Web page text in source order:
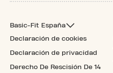
Basic-Fit España
Declaración de cookies
Declaración de privacidad
Derecho De Rescisión De 14